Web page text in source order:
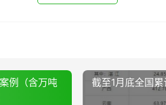
例（含万吨
截至1月底全国